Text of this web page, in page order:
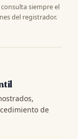
siempre el
del registrador.
de